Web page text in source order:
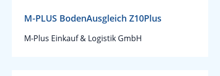
M-PLUS BodenAusgleich Z10Plus
M-Plus Einkauf & Logistik GmbH